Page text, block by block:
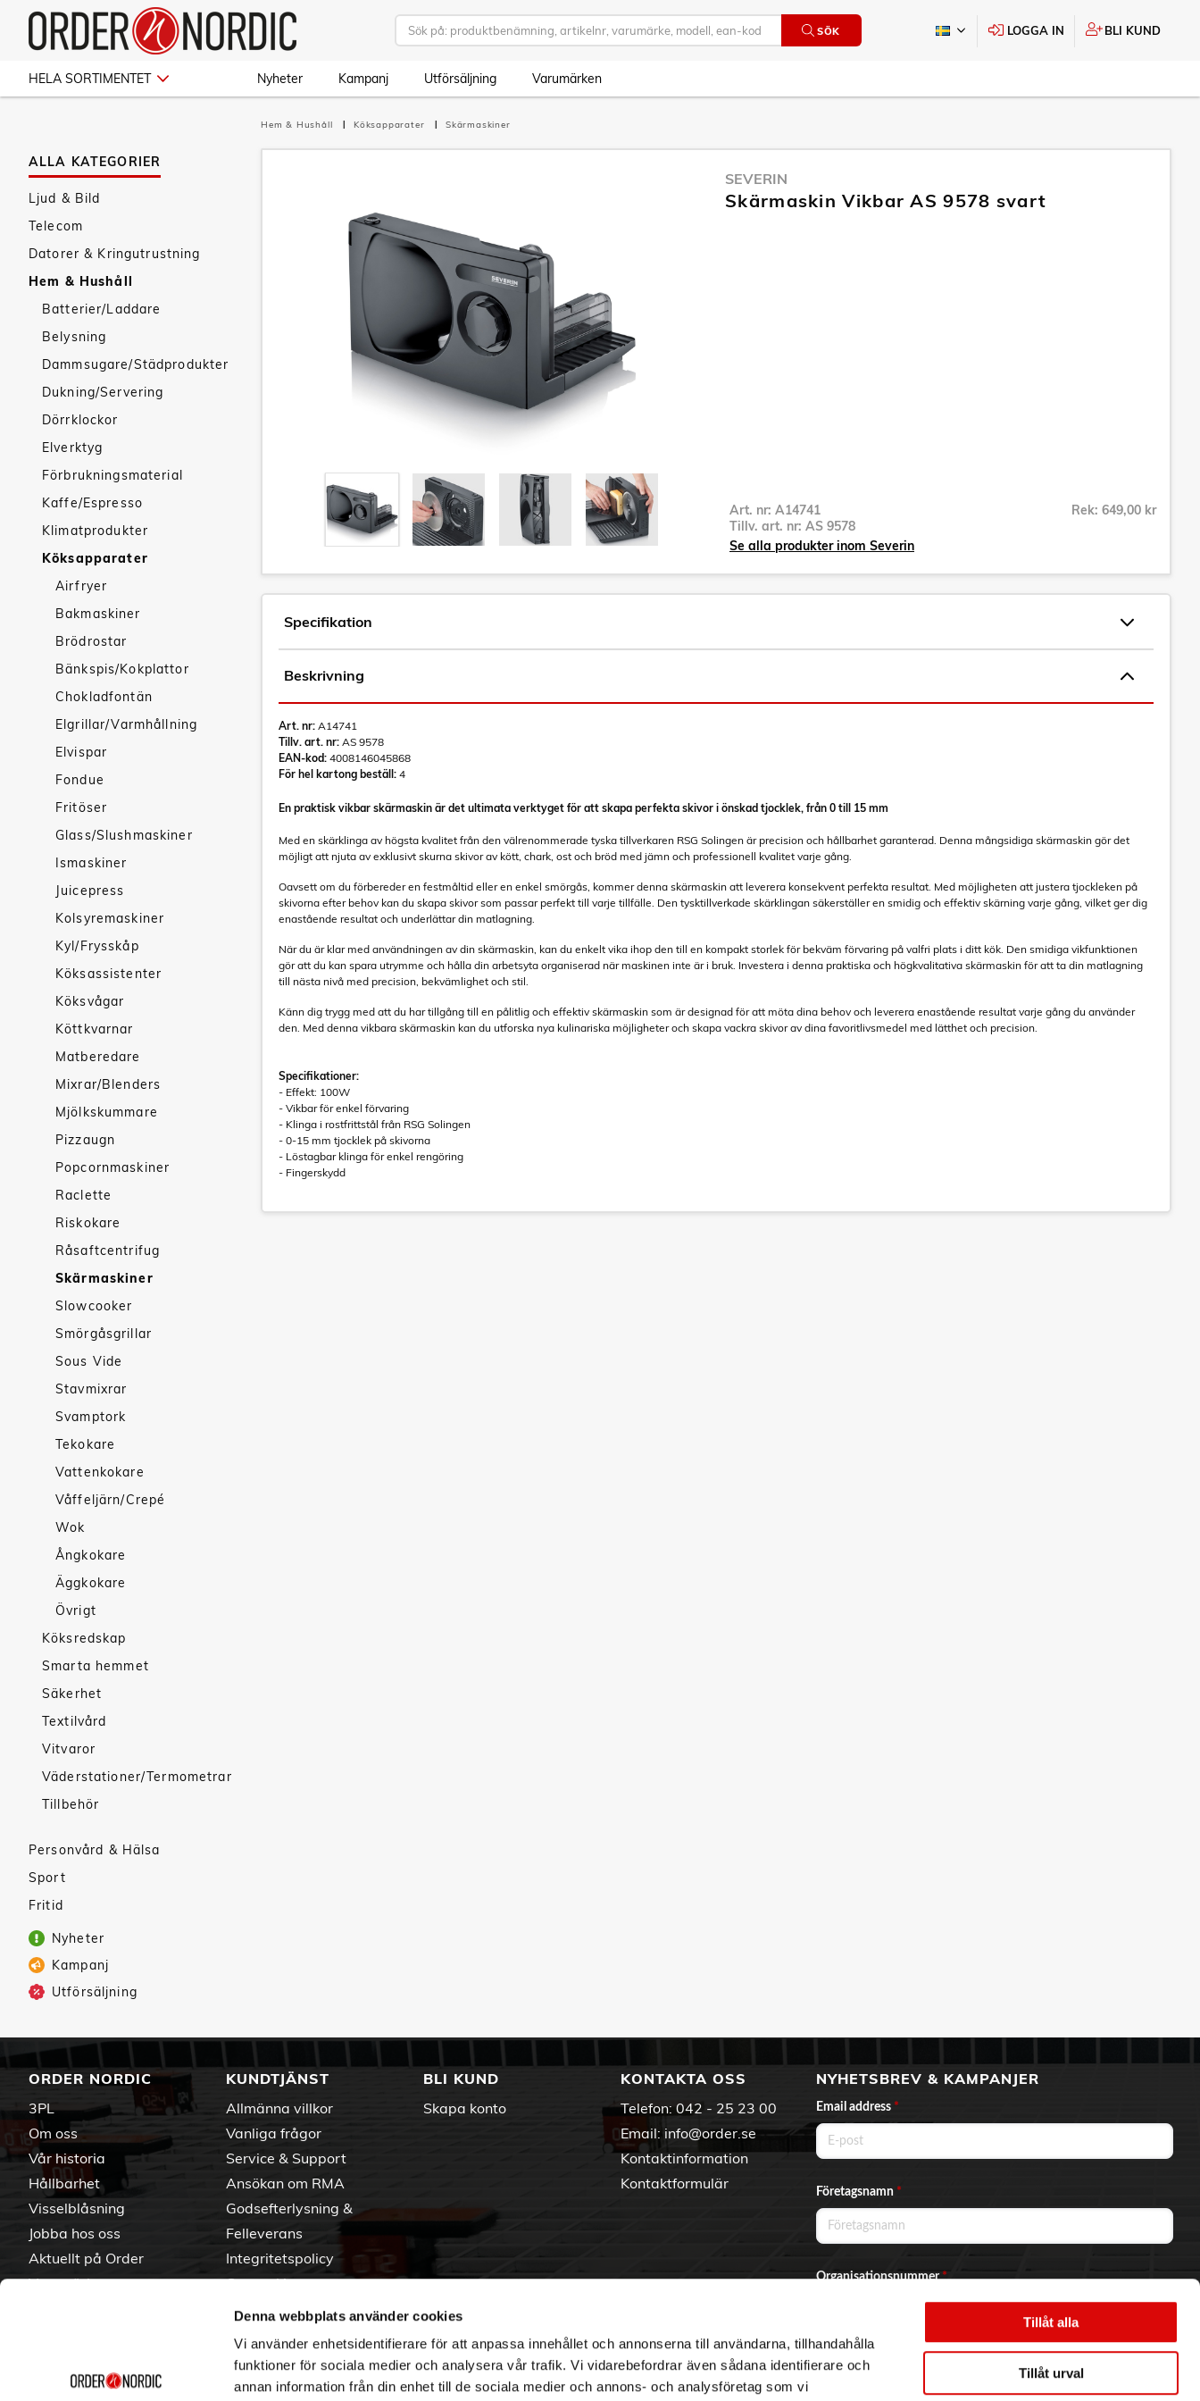
Denna webbplats använder cookies
Vi använder enhetsidentifierare för att anpassa innehållet och annonserna till användarna, tillhandahålla
funktioner för sociala medier och analysera vår trafik. Vi vidarebefordrar även sådana identifierare och
annan information från din enhet till de sociala medier och annons- och analysföretag som vi
Tillåt alla
Tillåt urval
SÖK LOGGA IN BLI KUND
HELA SORTIMENTET Nyheter Kampanj Utförsäljning Varumärken
ALLA KATEGORIER
Ljud & Bild
Telecom
Datorer & Kringutrustning
Hem & Hushåll
Batterier/Laddare
Belysning
Dammsugare/Städprodukter
Dukning/Servering
Dörrklockor
Elverktyg
Förbrukningsmaterial
Kaffe/Espresso
Klimatprodukter
Köksapparater
Airfryer
Bakmaskiner
Brödrostar
Bänkspis/Kokplattor
Chokladfontän
Elgrillar/Varmhållning
Elvispar
Fondue
Fritöser
Glass/Slushmaskiner
Ismaskiner
Juicepress
Kolsyremaskiner
Kyl/Frysskåp
Köksassistenter
Köksvågar
Köttkvarnar
Matberedare
Mixrar/Blenders
Mjölkskummare
Pizzaugn
Popcornmaskiner
Raclette
Riskokare
Råsaftcentrifug
Skärmaskiner
Slowcooker
Smörgåsgrillar
Sous Vide
Stavmixrar
Svamptork
Tekokare
Vattenkokare
Våffeljärn/Crepé
Wok
Ångkokare
Äggkokare
Övrigt
Köksredskap
Smarta hemmet
Säkerhet
Textilvård
Vitvaror
Väderstationer/Termometrar
Tillbehör
Personvård & Hälsa
Sport
Fritid
Nyheter
Kampanj
Utförsäljning
Hem & Hushåll Köksapparater Skärmaskiner
SEVERIN
Skärmaskin Vikbar AS 9578 svart
Art. nr: A14741
Tillv. art. nr: AS 9578
Rek: 649,00 kr
Se alla produkter inom Severin
Specifikation
Beskrivning
Art. nr: A14741
Tillv. art. nr: AS 9578
EAN-kod: 4008146045868
För hel kartong beställ: 4
En praktisk vikbar skärmaskin är det ultimata verktyget för att skapa perfekta skivor i önskad tjocklek, från 0 till 15 mm
Med en skärklinga av högsta kvalitet från den välrenommerade tyska tillverkaren RSG Solingen är precision och hållbarhet garanterad. Denna mångsidiga skärmaskin gör det
möjligt att njuta av exklusivt skurna skivor av kött, chark, ost och bröd med jämn och professionell kvalitet varje gång.
Oavsett om du förbereder en festmåltid eller en enkel smörgås, kommer denna skärmaskin att leverera konsekvent perfekta resultat. Med möjligheten att justera tjockleken på
skivorna efter behov kan du skapa skivor som passar perfekt till varje tillfälle. Den tysktillverkade skärklingan säkerställer en smidig och effektiv skärning varje gång, vilket ger dig
enastående resultat och underlättar din matlagning.
När du är klar med användningen av din skärmaskin, kan du enkelt vika ihop den till en kompakt storlek för bekväm förvaring på valfri plats i ditt kök. Den smidiga vikfunktionen
gör att du kan spara utrymme och hålla din arbetsyta organiserad när maskinen inte är i bruk. Investera i denna praktiska och högkvalitativa skärmaskin för att ta din matlagning
till nästa nivå med precision, bekvämlighet och stil.
Känn dig trygg med att du har tillgång till en pålitlig och effektiv skärmaskin som är designad för att möta dina behov och leverera enastående resultat varje gång du använder
den. Med denna vikbara skärmaskin kan du utforska nya kulinariska möjligheter och skapa vackra skivor av dina favoritlivsmedel med lätthet och precision.
Specifikationer:
- Effekt: 100W
- Vikbar för enkel förvaring
- Klinga i rostfrittstål från RSG Solingen
- 0-15 mm tjocklek på skivorna
- Löstagbar klinga för enkel rengöring
- Fingerskydd
ORDER NORDIC
3PL
Om oss
Vår historia
Hållbarhet
Visselblåsning
Jobba hos oss
Aktuellt på Order
Varumärken
KUNDTJÄNST
Allmänna villkor
Vanliga frågor
Service & Support
Ansökan om RMA
Godsefterlysning &
Felleverans
Integritetspolicy
Om cookies
BLI KUND
Skapa konto
KONTAKTA OSS
Telefon: 042 - 25 23 00
Email: info@order.se
Kontaktinformation
Kontaktformulär
NYHETSBREV & KAMPANJER
Email address *
Företagsnamn *
Organisationsnummer*
Ja, jag vill prenumerera på nyhetsbrevet.